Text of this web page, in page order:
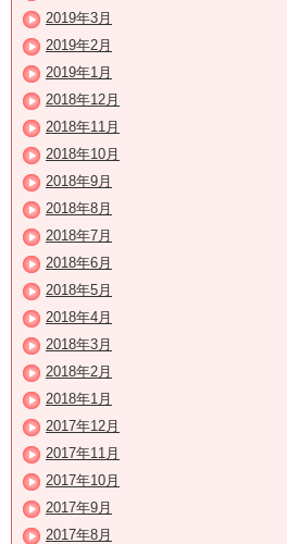
2019年3月
2019年2月
2019年1月
2018年12月
2018年11月
2018年10月
2018年9月
2018年8月
2018年7月
2018年6月
2018年5月
2018年4月
2018年3月
2018年2月
2018年1月
2017年12月
2017年11月
2017年10月
2017年9月
2017年8月